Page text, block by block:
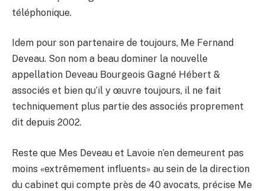
téléphonique.
Idem pour son partenaire de toujours, Me Fernand
Deveau. Son nom a beau dominer la nouvelle
appellation Deveau Bourgeois Gagné Hébert &
associés et bien qu’il y œuvre toujours, il ne fait
techniquement plus partie des associés proprement
dit depuis 2002.
Reste que Mes Deveau et Lavoie n’en demeurent pas
moins «extrêmement influents» au sein de la direction
du cabinet qui compte près de 40 avocats, précise Me